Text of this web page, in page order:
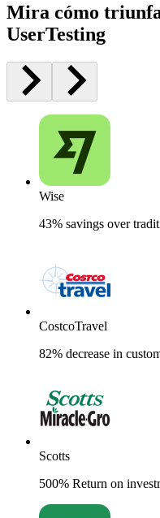
Mira cómo
UserTesting
Wise
43% savings over
CostcoTravel
82% decrease in
Scotts
500% Return on